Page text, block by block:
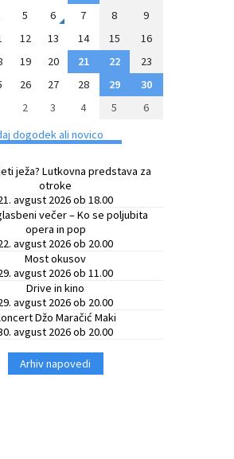
5 6 7 8
9
12 13 14 15
16
19 20 21 22
23
26 27 28 29
30
2 3 4 5 6
dogodek ali novico
ježa? Lutkovna predstava za
otroke
avgust 2026 ob 18.00
večer – Ko se poljubita
opera in pop
avgust 2026 ob 20.00
Most okusov
avgust 2026 ob 11.00
Drive in kino
avgust 2026 ob 20.00
Džo Maračić Maki
avgust 2026 ob 20.00
Arhiv napovedi